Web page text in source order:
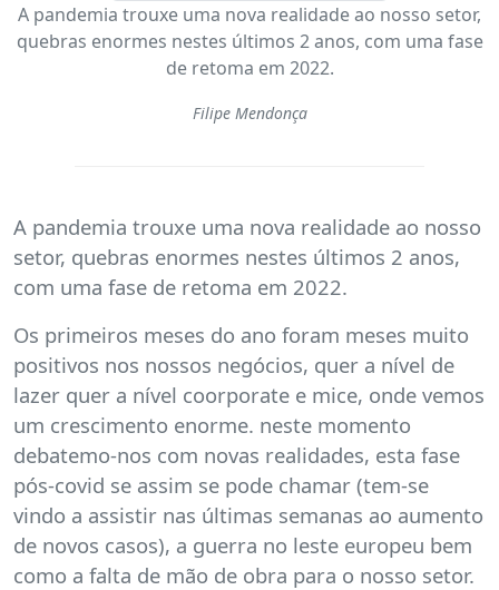
A pandemia trouxe uma nova realidade ao nosso setor,
quebras enormes nestes últimos 2 anos, com uma fase
de retoma em 2022.
Filipe Mendonça
A pandemia trouxe uma nova realidade ao nosso
setor, quebras enormes nestes últimos 2 anos,
com uma fase de retoma em 2022.
Os primeiros meses do ano foram meses muito
positivos nos nossos negócios, quer a nível de
lazer quer a nível coorporate e mice, onde vemos
um crescimento enorme. neste momento
debatemo-nos com novas realidades, esta fase
pós-covid se assim se pode chamar (tem-se
vindo a assistir nas últimas semanas ao aumento
de novos casos), a guerra no leste europeu bem
como a falta de mão de obra para o nosso setor.